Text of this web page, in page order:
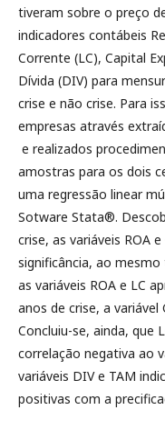
tiveram sobre o preço
indicadores contábeis
Corrente (LC), Capital
Dívida (DIV) para
crise e não crise. Para
empresas através
e realizados
amostras para os dois
uma regressão linear
Sotware Stata®.
crise, as variáveis ROA
significância, ao
as variáveis ROA e LC
anos de crise, a
Concluiu-se, ainda, que
correlação negativa ao
variáveis DIV e TAM
positivas com a